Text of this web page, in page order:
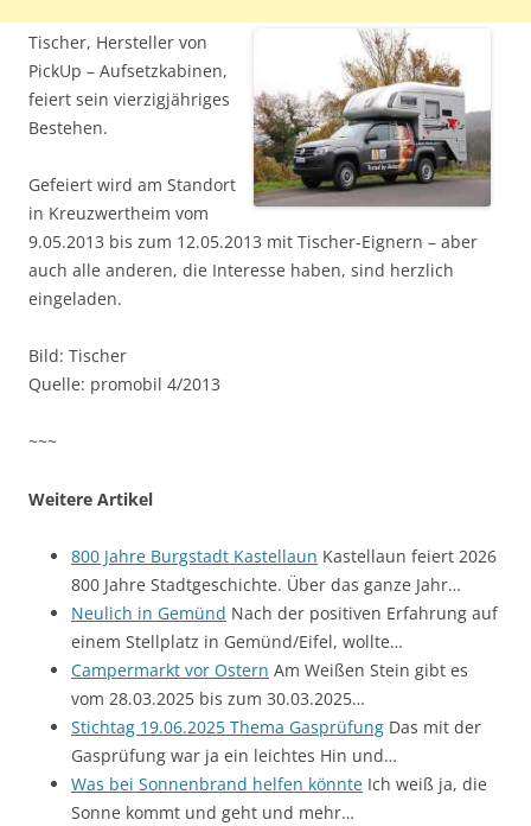
Tischer, Hersteller von
PickUp – Aufsetzkabinen,
feiert sein vierzigjähriges
Bestehen.
Gefeiert wird am Standort
in Kreuzwertheim vom
9.05.2013 bis zum 12.05.2013 mit Tischer-Eignern – aber
auch alle anderen, die Interesse haben, sind herzlich
eingeladen.
Bild: Tischer
Quelle: promobil 4/2013
~~~
Weitere Artikel
800 Jahre Burgstadt Kastellaun Kastellaun feiert 2026
800 Jahre Stadtgeschichte. Über das ganze Jahr…
Neulich in Gemünd Nach der positiven Erfahrung auf
einem Stellplatz in Gemünd/Eifel, wollte…
Campermarkt vor Ostern Am Weißen Stein gibt es
vom 28.03.2025 bis zum 30.03.2025…
Stichtag 19.06.2025 Thema Gasprüfung Das mit der
Gasprüfung war ja ein leichtes Hin und…
Was bei Sonnenbrand helfen könnte Ich weiß ja, die
Sonne kommt und geht und mehr…